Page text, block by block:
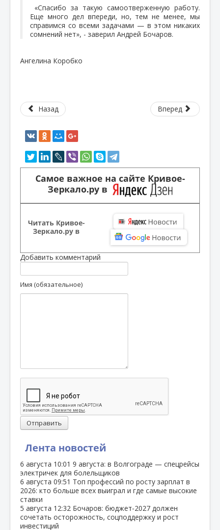
Лента новостей
6 августа 10:01 9 августа: в Волгограде — спецрейсы
электричек для болельщиков
6 августа 09:51 Топ профессий по росту зарплат в
2026: кто больше всех выиграл и где самые высокие
ставки
5 августа 12:32 Бочаров: бюджет‑2027 должен
сочетать осторожность, соцподдержку и рост
инвестиций
«Спасибо за такую самоотверженную работу.
Еще много дел впереди, но, тем не менее, мы
справимся со всеми задачами — в этом никаких
сомнений нет», - заверил Андрей Бочаров.
Ангелина Коробко
Назад Вперед
Самое важное на сайте Кривое-
Зеркало.ру в
Читать Кривое-
Зеркало.ру в
Добавить комментарий
Имя (обязательное)
Отправить